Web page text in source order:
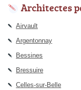
Architectes
Airvault
Argentonnay
Bessines
Bressuire
Celles-sur-Belle